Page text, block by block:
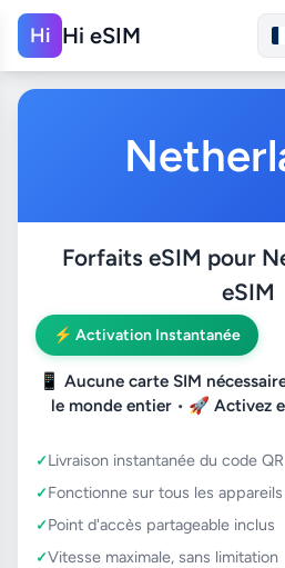
Hi Hi eSIM
Forfaits eSIM pour
eSIM
⚡ Activation Instantanée
📱 Aucune carte SIM
le monde entier • 🚀 Activez
Livraison instantanée du code QR
Fonctionne sur tous les
Point d'accès partageable inclus
Vitesse maximale, sans limitation